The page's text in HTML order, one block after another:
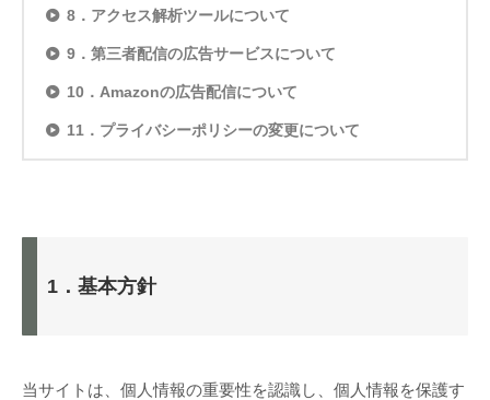
8．アクセス解析ツールについて
9．第三者配信の広告サービスについて
10．Amazonの広告配信について
11．プライバシーポリシーの変更について
1．基本方針
当サイトは、個人情報の重要性を認識し、個人情報を保護す